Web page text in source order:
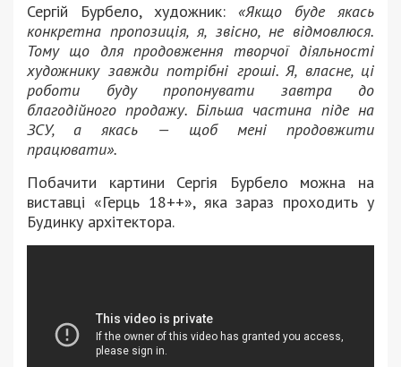
Сергій Бурбело, художник: «Якщо буде якась
конкретна пропозиція, я, звісно, не відмовлюся.
Тому що для продовження творчої діяльності
художнику завжди потрібні гроші. Я, власне, ці
роботи буду пропонувати завтра до
благодійного продажу. Більша частина піде на
ЗСУ, а якась — щоб мені продовжити
працювати».
Побачити картини Сергія Бурбело можна на
виставці «Герць 18++», яка зараз проходить у
Будинку архітектора.